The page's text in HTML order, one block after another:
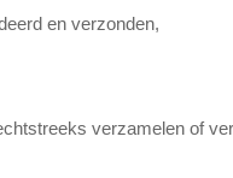
en verzonden,
verzamelen of